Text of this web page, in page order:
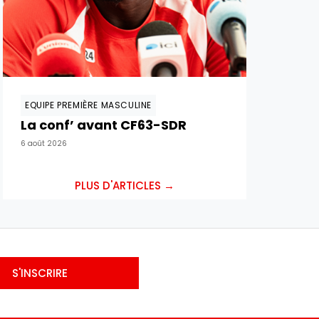
EQUIPE PREMIÈRE MASCULINE
La conf’ avant CF63-SDR
6 août 2026
PLUS D'ARTICLES →
S'INSCRIRE